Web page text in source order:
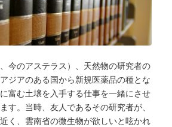
今のアステラス）、天然物の研究者の
ジアのある国から新規医薬品の種とな
富む土壌を入手する仕事を一緒にさせ
す。当時、友人であるその研究者が、
く、雲南省の微生物が欲しいと呟かれ